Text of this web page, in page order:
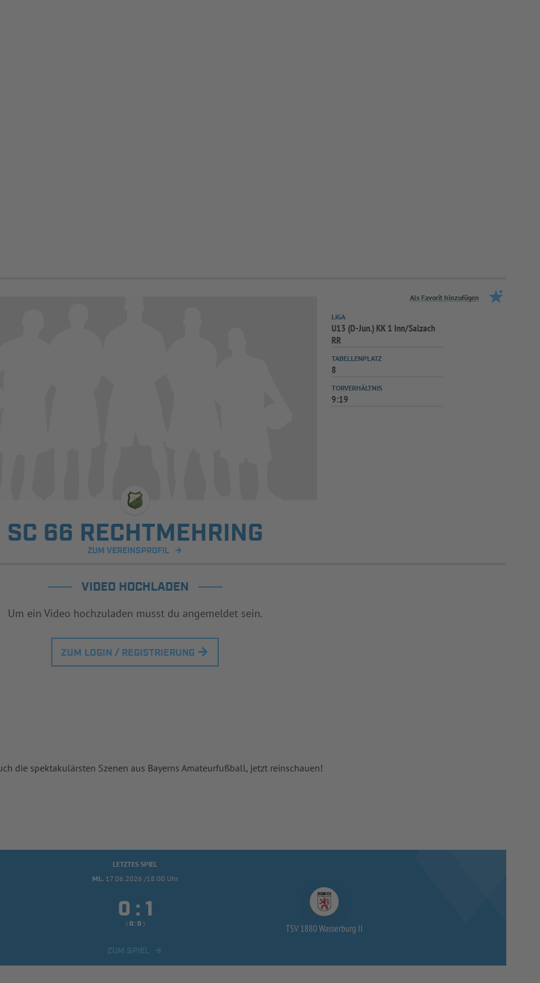
Als Favorit hinzufügen
SC 66 RECHTMEHRING
ZUM VEREINSPROFIL
LIGA
U13 (D-Jun.) KK 1 Inn/Salzach
RR
TABELLENPLATZ
8
TORVERHÄLTNIS
9:19
VIDEO HOCHLADEN
Um ein Video hochzuladen musst du angemeldet sein.
ZUM LOGIN / REGISTRIERUNG
die spektakulärsten Szenen aus Bayerns Amateurfußball, jetzt reinschauen!
LETZTES SPIEL
MI.. 17.06.2026 /18:00 Uhr
 : 
( :  ) TSV 1880 Wasserburg II